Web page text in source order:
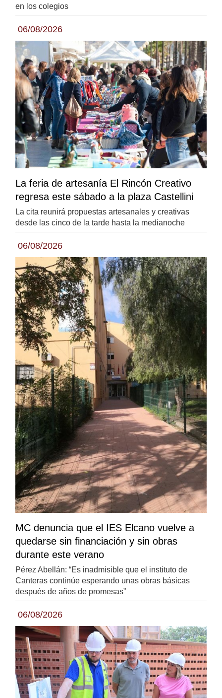
en los colegios
06/08/2026
La feria de artesanía El Rincón Creativo
regresa este sábado a la plaza Castellini
La cita reunirá propuestas artesanales y creativas
desde las cinco de la tarde hasta la medianoche
06/08/2026
MC denuncia que el IES Elcano vuelve a
quedarse sin financiación y sin obras
durante este verano
Pérez Abellán: “Es inadmisible que el instituto de
Canteras continúe esperando unas obras básicas
después de años de promesas”
06/08/2026